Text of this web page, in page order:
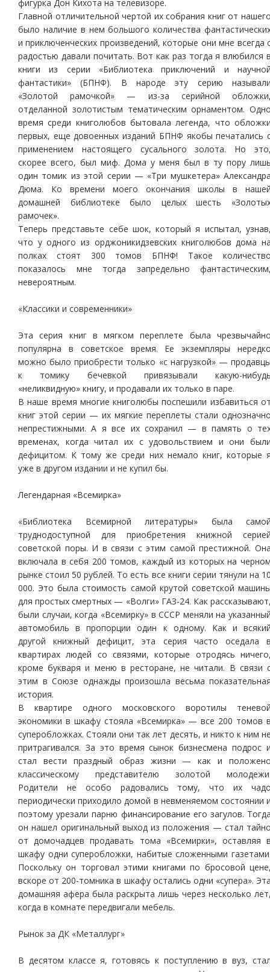
фигурка Дон Кихота на телевизоре.
Главной отличительной чертой их собрания книг от
было наличие в нем большого количества
и приключенческих произведений, которые они мне всегда
радостью давали почитать. Вот как раз тогда я влюбился
книги из серии «Библиотека приключений и
фантастики» (БПНФ). В народе эту серию
«Золотой рамочкой» — из-за серийной
отделанной золотистым тематическим орнаментом.
время среди книголюбов бытовала легенда, что
первых, еще довоенных изданий БПНФ якобы печатались
применением настоящего сусального золота. Но
скорее всего, был миф. Дома у меня был в ту пору
один томик из этой серии — «Три мушкетера»
Дюма. Ко времени моего окончания школы в
домашней библиотеке было целых шесть
рамочек».
Теперь представьте себе шок, который я испытал,
что у одного из орджоникидзевских книголюбов дома
полках стоят 300 томов БПНФ! Такое
показалось мне тогда запредельно
невероятным.
«Классики и современники»
Эта серия книг в мягком переплете была
популярна в советское время. Ее экземпляры
можно было приобрести только «с нагрузкой» —
к томику бечевкой привязывали какую-
«неликвидную» книгу, и продавали их только в паре.
В наше время многие книголюбы поспешили избавиться
книг этой серии — их мягкие переплеты стали
непрестижными. А я все их сохранил — в память о
временах, когда читал их с удовольствием и они
дефицитом. К тому же среди них немало книг, которые
уже в другом издании и не купил бы.
Легендарная «Всемирка»
«Библиотека Всемирной литературы» была
труднодоступной для приобретения книжной
советской поры. И в связи с этим самой престижной.
включала в себя 200 томов, каждый из которых на
рынке стоил 50 рублей. То есть все книги серии тянули на
000. Это была стоимость самой крутой советской
для простых смертных — «Волги» ГАЗ-24. Как
были случаи, когда «Всемирку» в СССР меняли на
автомобиль в пропорции один к одному. Как и
другой книжный дефицит, эта серия часто оседала
квартирах людей со связями, которые отродясь
кроме букваря и меню в ресторане, не читали. В связи
этим в Союзе однажды произошла весьма
история.
В квартире одного московского воротилы
экономики в шкафу стояла «Всемирка» — все 200 томов
суперобложках. Стояли они так лет десять, и никто к ним
притрагивался. За это время сынок бизнесмена подрос
стал вести праздный образ жизни — как и
классическому представителю золотой
Родители не особо радовались тому, что их
периодически приходило домой в невменяемом состоянии
поэтому урезали парню финансирование его загулов.
он нашел оригинальный выход из положения — стал
от домочадцев продавать тома «Всемирки», оставляя
шкафу одни суперобложки, набитые сложенными
Поскольку он торговал этими книгами по бросовой
вскоре от 200-томника в шкафу остались одни «супера».
домашняя афера была раскрыта лишь через несколько
когда в комнате передвигали мебель.
Рынок за ДК «Металлург»
В десятом классе я, готовясь к поступлению в вуз,